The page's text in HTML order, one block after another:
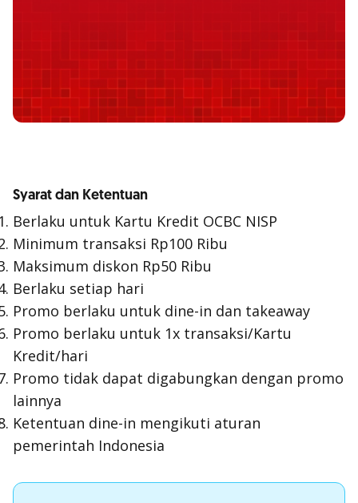
Syarat dan Ketentuan
Berlaku untuk Kartu Kredit OCBC NISP
Minimum transaksi Rp100 Ribu
Maksimum diskon Rp50 Ribu
Berlaku setiap hari
Promo berlaku untuk dine-in dan takeaway
Promo berlaku untuk 1x transaksi/Kartu
Kredit/hari
Promo tidak dapat digabungkan dengan promo
lainnya
Ketentuan dine-in mengikuti aturan
pemerintah Indonesia